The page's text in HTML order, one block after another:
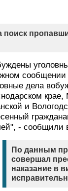
поиск
сообщении
дела
крае,
и
-
По данным
совершал
наказание в